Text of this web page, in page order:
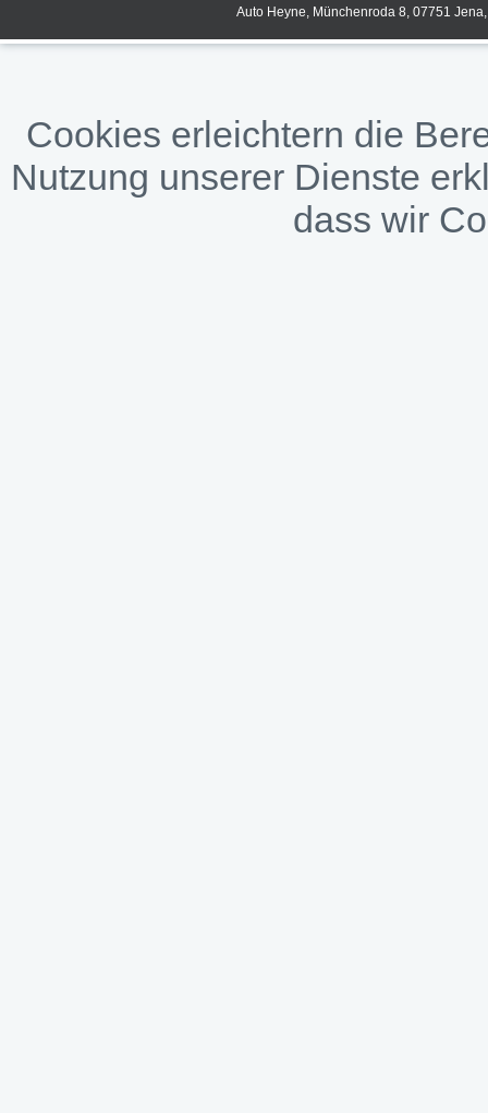
Auto Heyne, Münchenroda 8, 07751
Cookies erleichtern die
Nutzung unserer Dienste
dass wir